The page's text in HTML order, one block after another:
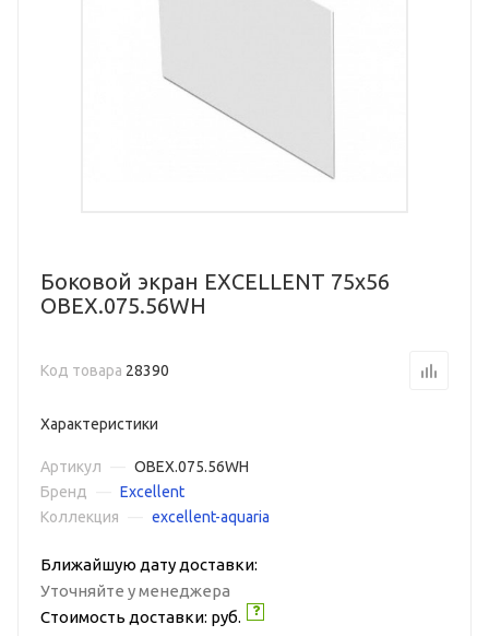
Боковой экран EXCELLENT 75х56
OBEX.075.56WH
Код товара 28390
Характеристики
Артикул
OBEX.075.56WH
Бренд
Excellent
Коллекция
excellent-aquaria
Ближайшую дату доставки:
Уточняйте у менеджера
Стоимость доставки: руб.